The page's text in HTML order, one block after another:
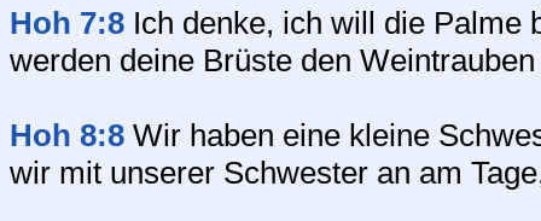
Hoh 7:8 Ich denke, ich will die Palme
werden deine Brüste den
Hoh 8:8 Wir haben eine kleine
wir mit unserer Schwester an am